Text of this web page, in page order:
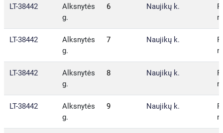
LT-38442
Alksnytės
g.
6 Naujikų k.
LT-38442
Alksnytės
g.
7 Naujikų k.
LT-38442
Alksnytės
g.
8 Naujikų k.
LT-38442
Alksnytės
g.
9 Naujikų k.